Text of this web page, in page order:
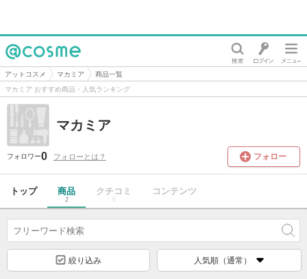
@cosme
アットコスメ マカミア
商品一覧
マカミア おすすめ商品・人気ランキング
マカミア
フォロワー0 フォローとは？ フォロー
トップ 商品
2
クチコミ
0
コンテンツ
絞り込み 人気順（通常）